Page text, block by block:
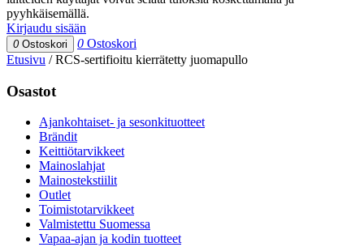
pyyhkäisemällä.
Kirjaudu sisään
0 Ostoskori 0 Ostoskori
Etusivu /RCS-sertifioitu kierrätetty juomapullo
Osastot
Ajankohtaiset- ja sesonkituotteet
Brändit
Keittiötarvikkeet
Mainoslahjat
Mainostekstiilit
Outlet
Toimistotarvikkeet
Valmistettu Suomessa
Vapaa-ajan ja kodin tuotteet